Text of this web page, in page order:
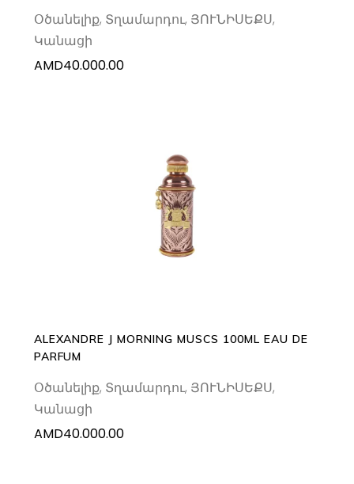
Օծանելիք, Տղամարդու, ՅՈՒՆԻՍԵՔՍ,
Կանացի
AMD40.000.00
ADD TO CART
ALEXANDRE J MORNING MUSCS 100ML EAU DE
PARFUM
Օծանելիք, Տղամարդու, ՅՈՒՆԻՍԵՔՍ,
Կանացի
AMD40.000.00